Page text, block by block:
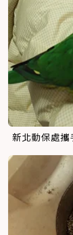
新北動保處